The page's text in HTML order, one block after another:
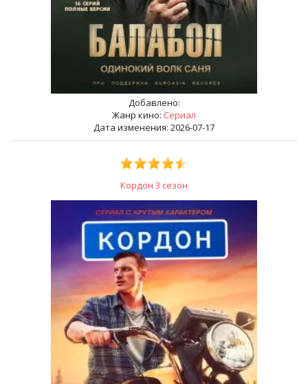
Добавлено:
Жанр кино: Сериал
Дата изменения: 2026-07-17
Кордон 3 сезон